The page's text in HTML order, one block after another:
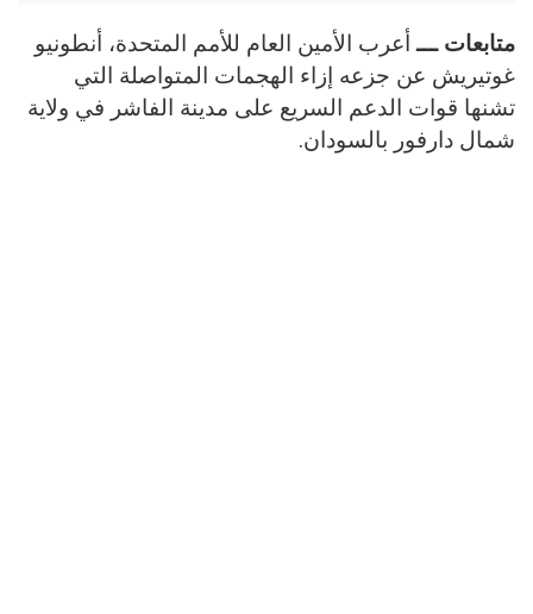
متابعات ـــأعرب الأمين العام للأمم المتحدة، أنطونيو
غوتيريش عن جزعه إزاء الهجمات المتواصلة التي
تشنها قوات الدعم السريع على مدينة الفاشر في ولاية
شمال دارفور بالسودان.